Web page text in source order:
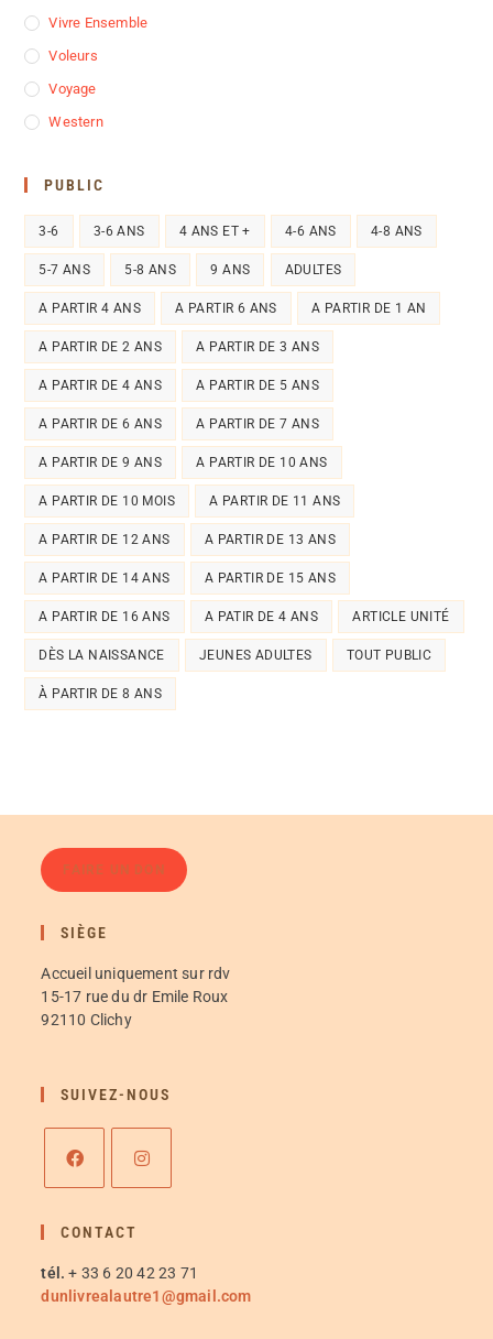
Vivre Ensemble
Voleurs
Voyage
Western
PUBLIC
3-6 3-6 ANS 4 ANS ET + 4-6 ANS 4-8 ANS
5-7 ANS 5-8 ANS 9 ANS ADULTES
A PARTIR 4 ANS A PARTIR 6 ANS A PARTIR DE 1 AN
A PARTIR DE 2 ANS A PARTIR DE 3 ANS
A PARTIR DE 4 ANS A PARTIR DE 5 ANS
A PARTIR DE 6 ANS A PARTIR DE 7 ANS
A PARTIR DE 9 ANS A PARTIR DE 10 ANS
A PARTIR DE 10 MOIS A PARTIR DE 11 ANS
A PARTIR DE 12 ANS A PARTIR DE 13 ANS
A PARTIR DE 14 ANS A PARTIR DE 15 ANS
A PARTIR DE 16 ANS A PATIR DE 4 ANS ARTICLE UNITÉ
DÈS LA NAISSANCE JEUNES ADULTES TOUT PUBLIC
À PARTIR DE 8 ANS
FAIRE UN DON
SIÈGE
Accueil uniquement sur rdv
15-17 rue du dr Emile Roux
92110 Clichy
SUIVEZ-NOUS
CONTACT
tél. + 33 6 20 42 23 71
dunlivrealautre1@gmail.com